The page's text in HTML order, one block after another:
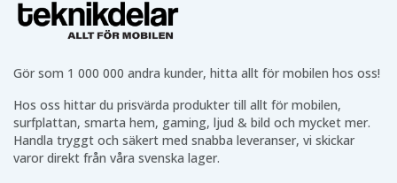
Gör som 1 000 000 andra kunder, hitta allt för mobilen hos oss!
Hos oss hittar du prisvärda produkter till allt för mobilen,
surfplattan, smarta hem, gaming, ljud & bild och mycket mer.
Handla tryggt och säkert med snabba leveranser, vi skickar
varor direkt från våra svenska lager.